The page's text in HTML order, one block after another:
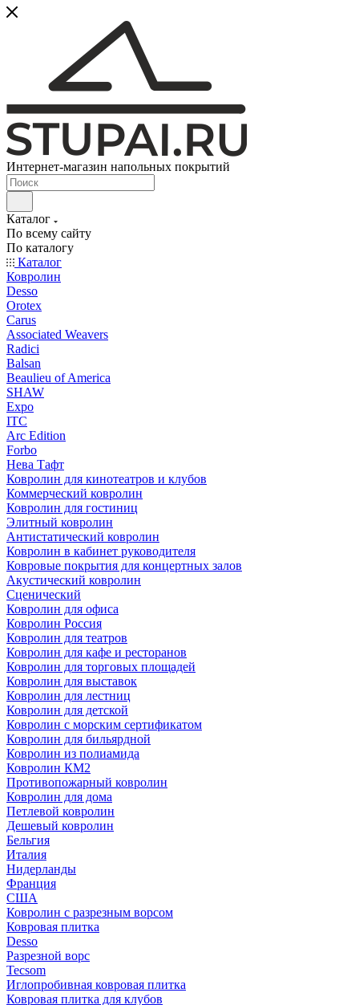
Интернет-магазин напольных покрытий
Каталог
По всему сайту
По каталогу
Каталог
Ковролин
Desso
Orotex
Carus
Associated Weavers
Radici
Balsan
Beaulieu of America
SHAW
Expo
ITC
Arc Edition
Forbo
Нева Тафт
Ковролин для кинотеатров и клубов
Коммерческий ковролин
Ковролин для гостиниц
Элитный ковролин
Антистатический ковролин
Ковролин в кабинет руководителя
Ковровые покрытия для концертных залов
Акустический ковролин
Сценический
Ковролин для офиса
Ковролин Россия
Ковролин для театров
Ковролин для кафе и ресторанов
Ковролин для торговых площадей
Ковролин для выставок
Ковролин для лестниц
Ковролин для детской
Ковролин с морским сертификатом
Ковролин для бильярдной
Ковролин из полиамида
Ковролин КМ2
Противопожарный ковролин
Ковролин для дома
Петлевой ковролин
Дешевый ковролин
Бельгия
Италия
Нидерланды
Франция
США
Ковролин с разрезным ворсом
Ковровая плитка
Desso
Разрезной ворс
Tecsom
Иглопробивная ковровая плитка
Ковровая плитка для клубов